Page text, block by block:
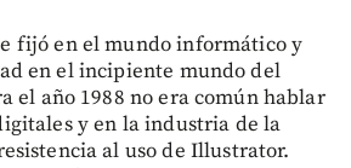
fijó en el mundo informático y
en el incipiente mundo del
el año 1988 no era común hablar
y en la industria de la
al uso de Illustrator.